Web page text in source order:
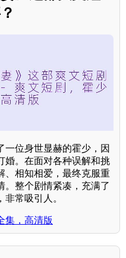
一位身世显赫的霍少，因
婚。在面对各种误解和挑
、相知相爱，最终克服重
。整个剧情紧凑，充满了
常吸引人。
集，高清版